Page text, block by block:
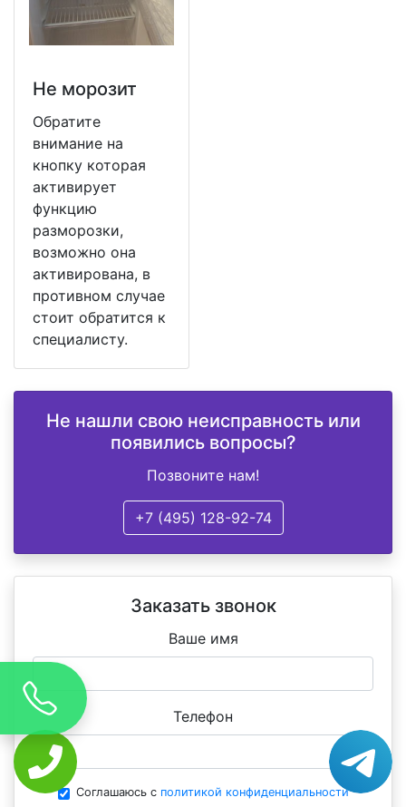
Не морозит
Обратите
внимание на
кнопку которая
активирует
функцию
разморозки,
возможно она
активирована, в
противном случае
стоит обратится к
специалисту.
Не нашли свою неисправность или
появились вопросы?
Позвоните нам!
+7 (495) 128-92-74
Заказать звонок
Ваше имя
Телефон
Соглашаюсь с политикой конфиденциальности